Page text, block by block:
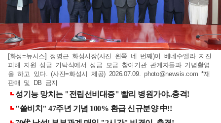
[화성=뉴시스] 정명근 화성시장(사진 왼쪽 네 번째)이 베네수엘라 지진
피해 지원 성금 기탁식에서 성금 모금 참여기관 관계자들과 기념촬영
을 하고 있다. (사진=화성시 제공) 2026.07.09.photo@newsis.com *재
판매 및 DB 금지